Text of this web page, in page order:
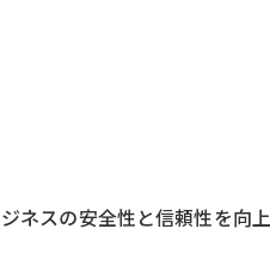
ネスの安全性と信頼性を向上